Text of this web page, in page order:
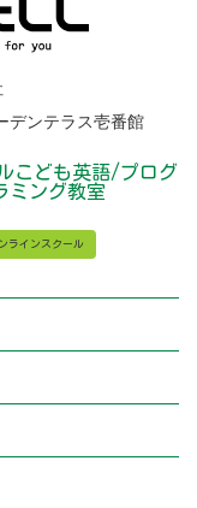
デンテラス壱番館
こども英語/プログ
ミング教室
ラインスクール